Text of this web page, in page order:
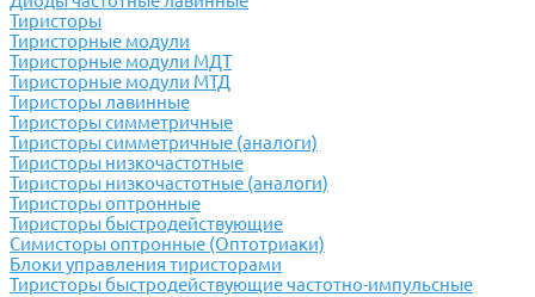
Тиристоры
Тиристорные модули
Тиристорные модули МДТ
Тиристорные модули МТД
Тиристоры лавинные
Тиристоры симметричные
Тиристоры симметричные (аналоги)
Тиристоры низкочастотные
Тиристоры низкочастотные (аналоги)
Тиристоры оптронные
Тиристоры быстродействующие
Симисторы оптронные (Оптотриаки)
Блоки управления тиристорами
Тиристоры быстродействующие частотно-импульсные